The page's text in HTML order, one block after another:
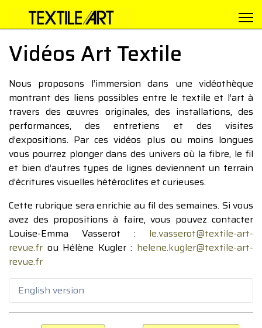
Vidéos Art Textile
Nous proposons l’immersion dans une vidéothèque
montrant des liens possibles entre le textile et l’art à
travers des œuvres originales, des installations, des
performances, des entretiens et des visites
d’expositions. Par ces vidéos plus ou moins longues
vous pourrez plonger dans des univers où la fibre, le fil
et bien d’autres types de lignes deviennent un terrain
d’écritures visuelles hétéroclites et curieuses.
Cette rubrique sera enrichie au fil des semaines. Si vous
avez des propositions à faire, vous pouvez contacter
Louise-Emma Vasserot : le.vasserot@textile-art-
revue.fr ou Hélène Kugler : helene.kugler@textile-art-
revue.fr
English version